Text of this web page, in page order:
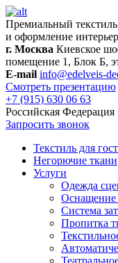
Премиальный текстиль
и оформление
г. Москва Киевское
помещение 1, Блок Б,
E-mail info@edelveis-
Смотреть презентацию
+7 (915) 630 06 63
Российская Федерация
Запросить звонок
Текстиль для
Негорючие ткани
Услуги
Одежда
Оснащение
Система
Пропитка